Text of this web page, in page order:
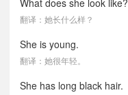
What does she look like?
翻译：她长什么样？
She is young.
翻译：她很年轻。
She has long black hair.